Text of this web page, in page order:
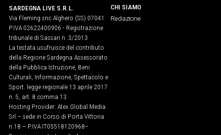
VIDEO
Vai
UNISCITI
AL CANALE
WHATSAPP
SARDEGNA LIVE S.R.L.
Via Fleming snc Alghero (SS) 07041
P.IVA 02622400906 - Registrazione
tribunale di Sassari n. 3/2013
La testata usufruisce del contributo
della Regione Sardegna Assessorato
della Pubblica Istruzione, Beni
Culturali, Informazione, Spettacolo e
Sport. legge regionale 13 aprile 2017
n. 5, art. 8 comma 13
Hosting Provider: Atex Global Media
Srl – sede in Corso di Porta Vittoria
n.18 – P.IVA IT05518120968​–
CHI SIAMO
Redazione